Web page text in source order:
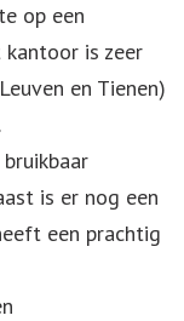
op een
is zeer
en Tienen)
is er nog een
een prachtig